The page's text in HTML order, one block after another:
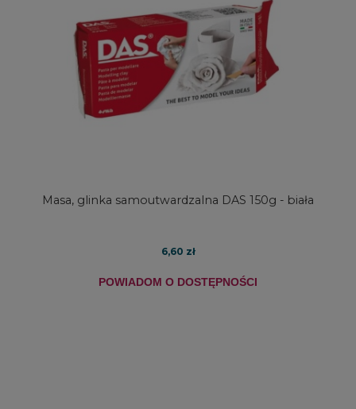
Masa, glinka samoutwardzalna DAS 150g - biała
6,60 zł
POWIADOM O DOSTĘPNOŚCI